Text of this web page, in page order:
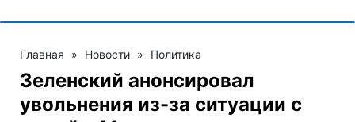
Главная » Новости » Политика
Зеленский анонсировал
увольнения из-за ситуации с